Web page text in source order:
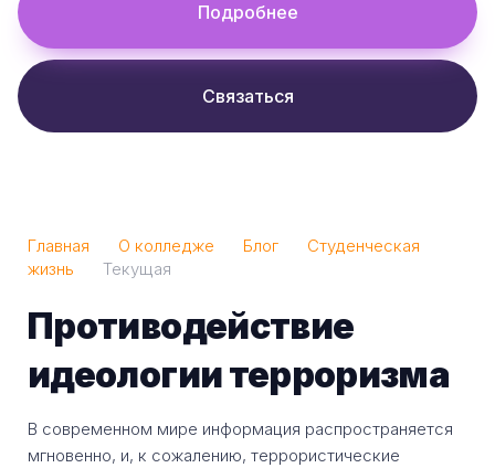
Подробнее
Связаться
Главная О колледже Блог
Студенческая
жизнь
Текущая
Противодействие
идеологии терроризма
В современном мире информация распространяется
мгновенно, и, к сожалению, террористические